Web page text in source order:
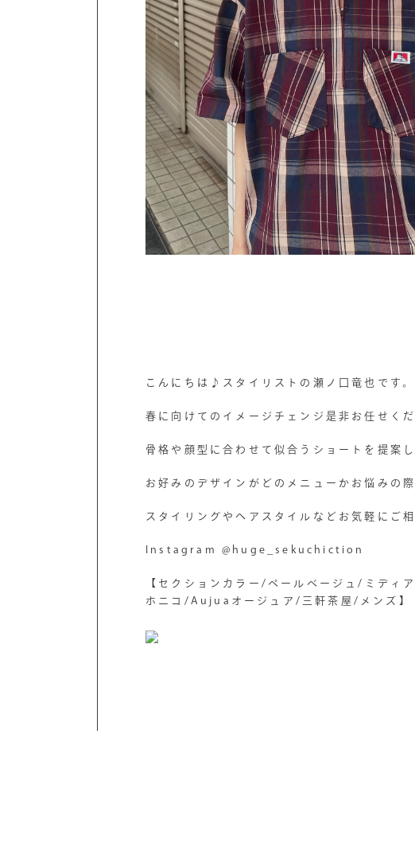
こんにちは♪スタイリストの瀬ノ口竜也です。
春に向けてのイメージチェンジ是非お任せくだ
骨格や顔型に合わせて似合うショートを提案
お好みのデザインがどのメニューかお悩みの
スタイリングやヘアスタイルなどお気軽にご
Instagram @huge_sekuchiction
【セクションカラー/ペールベージュ/ミデ
ホニコ/Aujuaオージュア/三軒茶屋/メンズ】